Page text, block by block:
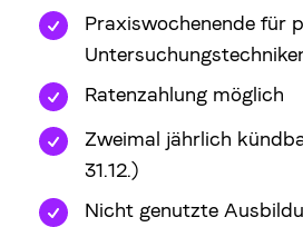
Praxiswochenende für
Ratenzahlung möglich
Zweimal jährlich
31.12.)
Nicht genutzte